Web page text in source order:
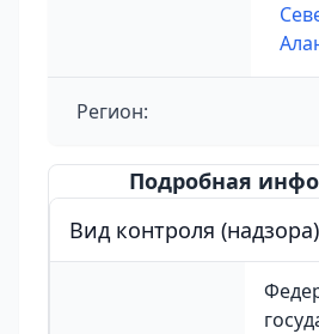
Регион:
Подробная
Вид контроля (надзора)